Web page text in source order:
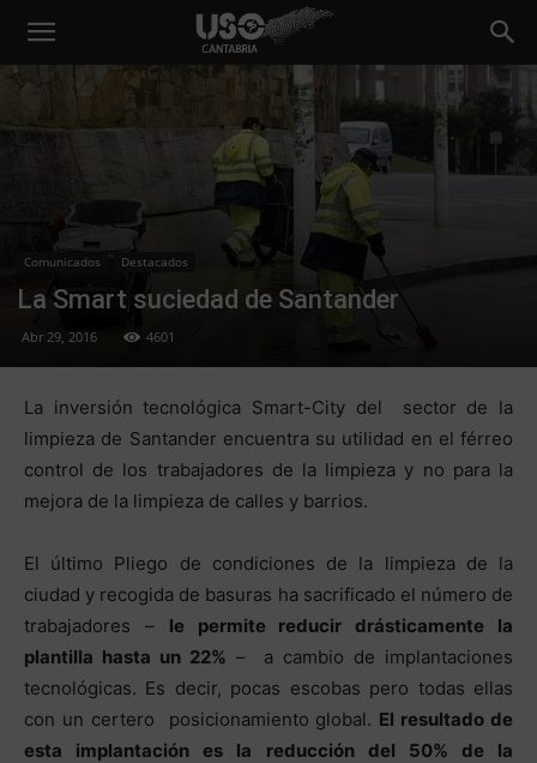
Comunicados Destacados
La Smart suciedad de Santander
Abr 29, 2016 4601
La inversión tecnológica Smart-City del sector de la
limpieza de Santander encuentra su utilidad en el férreo
control de los trabajadores de la limpieza y no para la
mejora de la limpieza de calles y barrios.
El último Pliego de condiciones de la limpieza de la
ciudad y recogida de basuras ha sacrificado el número de
trabajadores – le permite reducir drásticamente la
plantilla hasta un 22% – a cambio de implantaciones
tecnológicas. Es decir, pocas escobas pero todas ellas
con un certero posicionamiento global. El resultado de
esta implantación es la reducción del 50% de la